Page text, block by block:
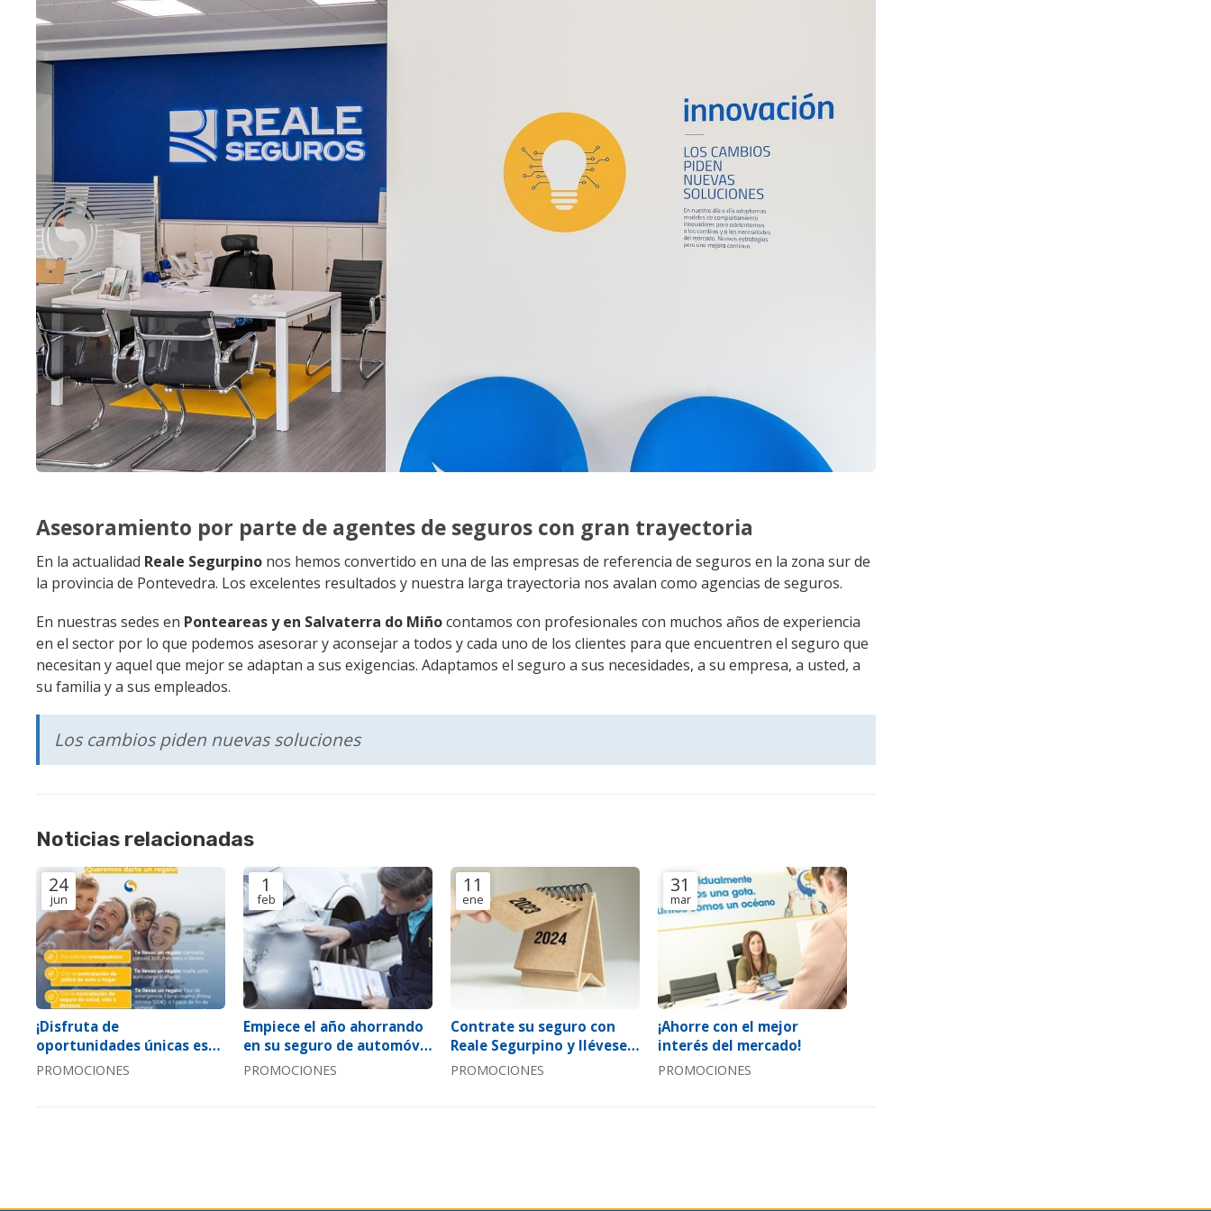
Asesoramiento por parte de agentes de seguros con gran trayectoria
En la actualidad Reale Segurpino nos hemos convertido en una de las empresas de referencia de seguros en la zona sur de
la provincia de Pontevedra. Los excelentes resultados y nuestra larga trayectoria nos avalan como agencias de seguros.
En nuestras sedes en Ponteareas y en Salvaterra do Miñocontamos con profesionales con muchos años de experiencia
en el sector por lo que podemos asesorar y aconsejar a todos y cada uno de los clientes para que encuentren el seguro que
necesitan y aquel que mejor se adaptan a sus exigencias. Adaptamos el seguro a sus necesidades, a su empresa, a usted, a
su familia y a sus empleados.
Los cambios piden nuevas soluciones
Noticias relacionadas
24
jun
¡Disfruta de
oportunidades únicas este
verano con nuestra
PROMOCIONES
1
feb
Empiece el año ahorrando
en su seguro de automóvil:
¡súper oferta auto 2024!
PROMOCIONES
11
ene
Contrate su seguro con
Reale Segurpino y llévese
un calendario de 2024
PROMOCIONES
31
mar
¡Ahorre con el mejor
interés del mercado!
PROMOCIONES